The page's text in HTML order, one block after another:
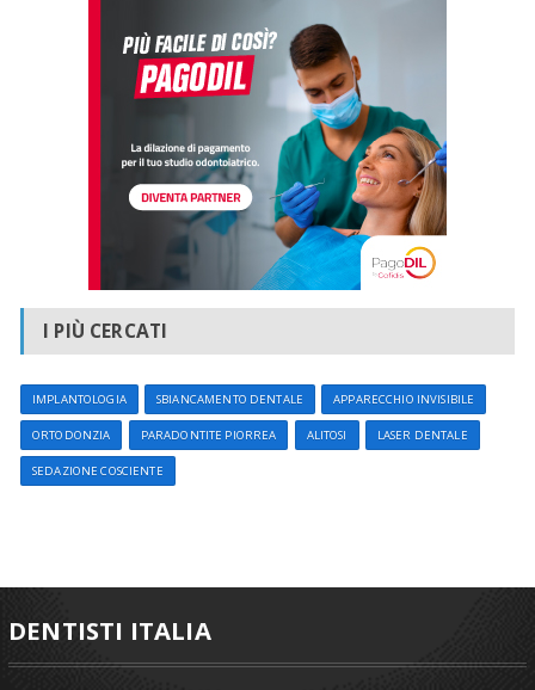
I PIÙ CERCATI
IMPLANTOLOGIA SBIANCAMENTO DENTALE APPARECCHIO INVISIBILE
ORTODONZIA PARADONTITE PIORREA ALITOSI LASER DENTALE
SEDAZIONE COSCIENTE
DENTISTI ITALIA